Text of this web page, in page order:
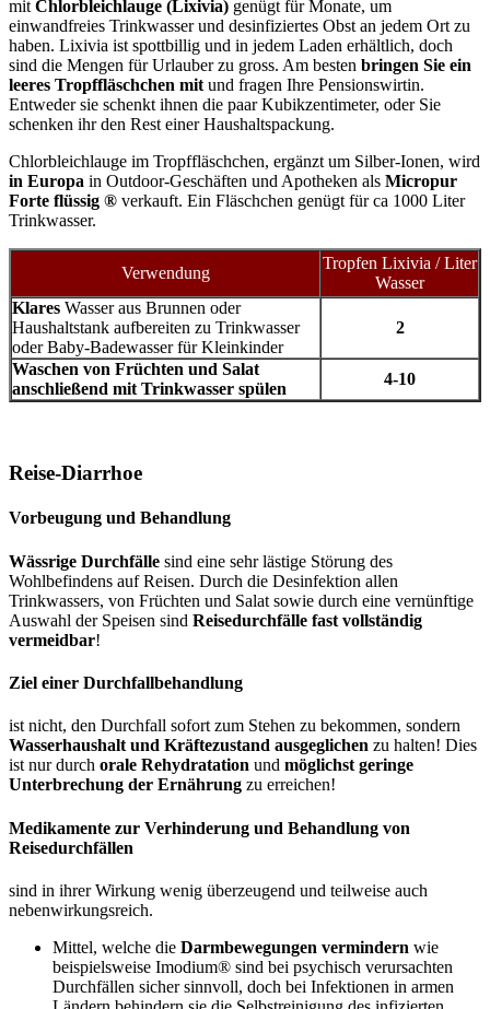
mit Chlorbleichlauge (Lixivia) genügt für Monate, um
einwandfreies Trinkwasser und desinfiziertes Obst an jedem Ort zu
haben. Lixivia ist spottbillig und in jedem Laden erhältlich, doch
sind die Mengen für Urlauber zu gross. Am besten bringen Sie ein
leeres Tropffläschchen mit und fragen Ihre Pensionswirtin.
Entweder sie schenkt ihnen die paar Kubikzentimeter, oder Sie
schenken ihr den Rest einer Haushaltspackung.
Chlorbleichlauge im Tropffläschchen, ergänzt um Silber-Ionen, wird
in Europa in Outdoor-Geschäften und Apotheken als Micropur
Forte flüssig ® verkauft. Ein Fläschchen genügt für ca 1000 Liter
Trinkwasser.
Verwendung
Tropfen Lixivia / Liter
Wasser
Klares Wasser aus Brunnen oder
Haushaltstank aufbereiten zu Trinkwasser
oder Baby-Badewasser für Kleinkinder
2
Waschen von Früchten und Salat
anschließend mit Trinkwasser spülen
4-10
Reise-Diarrhoe
Vorbeugung und Behandlung
Wässrige Durchfälle sind eine sehr lästige Störung des
Wohlbefindens auf Reisen. Durch die Desinfektion allen
Trinkwassers, von Früchten und Salat sowie durch eine vernünftige
Auswahl der Speisen sind Reisedurchfälle fast vollständig
vermeidbar!
Ziel einer Durchfallbehandlung
ist nicht, den Durchfall sofort zum Stehen zu bekommen, sondern
Wasserhaushalt und Kräftezustand ausgeglichen zu halten! Dies
ist nur durch orale Rehydratation und möglichst geringe
Unterbrechung der Ernährung zu erreichen!
Medikamente zur Verhinderung und Behandlung von
Reisedurchfällen
sind in ihrer Wirkung wenig überzeugend und teilweise auch
nebenwirkungsreich.
Mittel, welche die Darmbewegungen vermindern wie
beispielsweise Imodium® sind bei psychisch verursachten
Durchfällen sicher sinnvoll, doch bei Infektionen in armen